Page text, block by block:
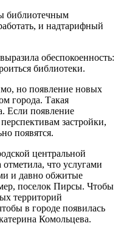
библиотечным
и надтарифный
обеспокоенность:
библиотеки.
но появление новых
города. Такая
Если появление
застройки,
появятся.
центральной
что услугами
и давно обжитые
поселок Пирсы. Чтобы
территорий
в городе появилась
Комольцева.